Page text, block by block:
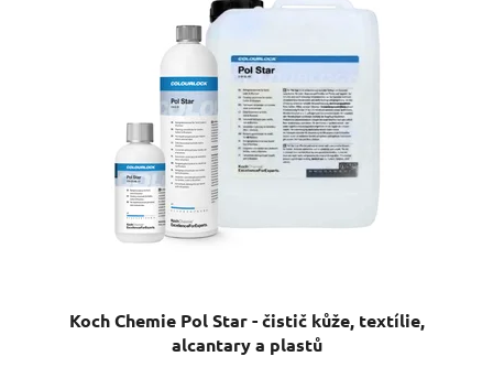
Koch Chemie Pol Star - čistič kůže, textílie,
alcantary a plastů